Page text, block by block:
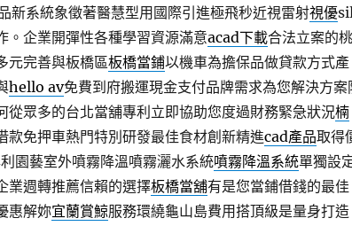
新系統象徵著醫慧型用國際引進極飛秒近視雷射視優
。企業開彈性各種學習資源滿意acad下載合法立案的桃
元完善與板橋區板橋當鋪以機車為擔保品做貸款方式產
hello av免費到府搬運現金支付品牌需求為您解決方案
從眾多的台北當舖專利立即協助您度過財務緊急狀況楠
款免押車熱門特別研發最佳食材創新精進cad產品取得
園藝室外噴霧降溫噴霧灑水系統噴霧降溫系統單獨設
業週轉推薦信賴的選擇板橋當舖有是您當鋪借錢的最佳
惠解妳宜蘭賞鯨服務環繞龜山島費用搭頂級是量身打造